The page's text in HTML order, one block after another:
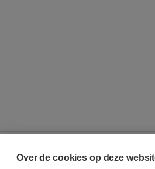
Over de cookies op deze